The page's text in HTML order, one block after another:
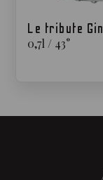
Le tribute Gin
0,7l / 43°